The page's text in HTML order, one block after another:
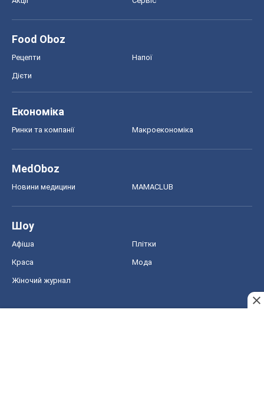
Food Oboz
Рецепти Напої
Дієти
Економіка
Ринки та компанії Макроекономіка
MedOboz
Новини медицини MAMACLUB
Шоу
Афіша Плітки
Краса Мода
Жіночий журнал